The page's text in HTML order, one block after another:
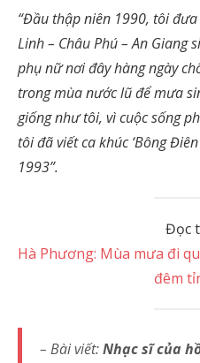
“Đầu thập niên 1990, tôi
Linh – Châu Phú – An Giang
phụ nữ nơi đây hàng ngày
trong mùa nước lũ để mưa
giống như tôi, vì cuộc sống
tôi đã viết ca khúc ‘Bông
1993”.
Đọc
Hà Phương: Mùa mưa đi
đêm
– Bài viết:Nhạc sĩ của